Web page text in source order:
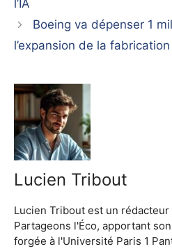
l’IA
Boeing va dépenser 1
l’expansion de la
Lucien Tribout
Lucien Tribout est un
Partageons l'Éco, apportant
forgée à l'Université Paris 1